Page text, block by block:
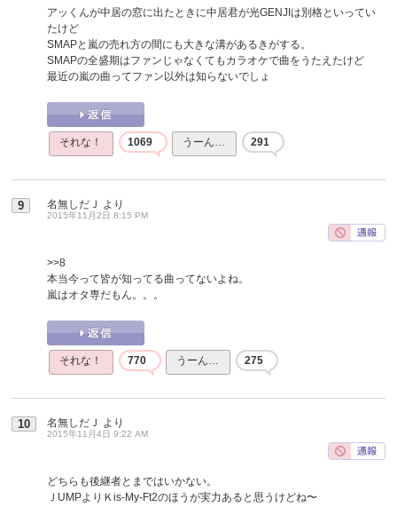
アッくんが中居の窓に出たときに中居君が光GENJIは別格といってい
たけど
SMAPと嵐の売れ方の間にも大きな溝があるきがする。
SMAPの全盛期はファンじゃなくてもカラオケで曲をうたえたけど
最近の嵐の曲ってファン以外は知らないでしょ
それな！ 1069 うーん… 291
9 名無しだＪ より
2015年11月2日 8:15 PM
>>8
本当今って皆が知ってる曲ってないよね。
嵐はオタ専だもん。。。
それな！ 770 うーん… 275
10 名無しだＪ より
2015年11月4日 9:22 AM
どちらも後継者とまではいかない。
ＪUMPよりＫis-My-Ft2のほうが実力あると思うけどね〜